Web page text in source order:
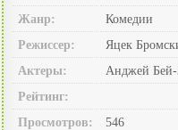
Жанр:
Комедии
Режиссер:
Яцек
Актеры:
Анджей Бей-
Рейтинг:
Просмотров:
546